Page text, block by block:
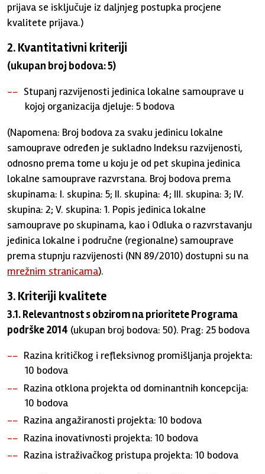
prijava se isključuje iz daljnjeg postupka procjene
kvalitete prijava.)
2. Kvantitativni kriteriji
(ukupan broj bodova: 5)
Stupanj razvijenosti jedinica lokalne samouprave u
kojoj organizacija djeluje: 5 bodova
(Napomena: Broj bodova za svaku jedinicu lokalne
samouprave određen je sukladno Indeksu razvijenosti,
odnosno prema tome u koju je od pet skupina jedinica
lokalne samouprave razvrstana. Broj bodova prema
skupinama: I. skupina: 5; II. skupina: 4; III. skupina: 3; IV.
skupina: 2; V. skupina: 1. Popis jedinica lokalne
samouprave po skupinama, kao i Odluka o razvrstavanju
jedinica lokalne i područne (regionalne) samouprave
prema stupnju razvijenosti (NN 89/2010) dostupni su na
mrežnim stranicama).
3. Kriteriji kvalitete
3.1. Relevantnost s obzirom na prioritete Programa
podrške 2014 (ukupan broj bodova: 50). Prag: 25 bodova
Razina kritičkog i refleksivnog promišljanja projekta:
10 bodova
Razina otklona projekta od dominantnih koncepcija:
10 bodova
Razina angažiranosti projekta: 10 bodova
Razina inovativnosti projekta: 10 bodova
Razina istraživačkog pristupa projekta: 10 bodova